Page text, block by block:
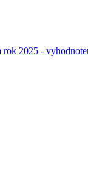
2025 -